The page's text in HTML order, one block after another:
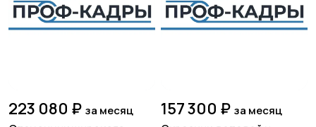
223 080 ₽ за месяц 157 300 ₽ за месяц